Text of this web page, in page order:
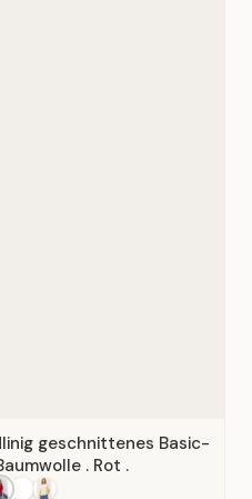
geschnittenes Basic-
. Rot .